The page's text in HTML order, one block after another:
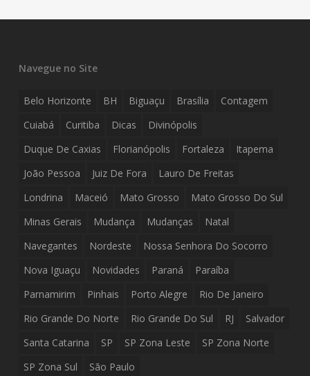
Navegue no Site
Belo Horizonte BH Biguaçu Brasília
Contagem
Cuiabá
Curitiba Dicas
Divinópolis
Duque De Caxias
Florianópolis Fortaleza
Itapema
João Pessoa
Juiz De Fora
Lauro De Freitas
Londrina
Maceió Mato Grosso
Mato Grosso Do Sul
Minas Gerais
Mudança Mudanças
Natal
Navegantes
Nordeste
Nossa Senhora Do Socorro
Nova Iguaçu
Novidades Paraná
Paraíba
Parnamirim
Pinhais Porto Alegre
Rio De Janeiro
Rio Grande Do Norte
Rio Grande Do Sul RJ
Salvador
Santa Catarina
SP SP Zona Leste
SP Zona Norte
SP Zona Sul
São Paulo